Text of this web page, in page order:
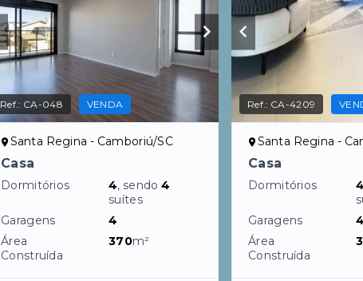
Ref.: CA-048 VENDA
Santa Regina - Camboriú/SC
Casa
Dormitórios 4, sendo4
suítes
Garagens
4
Área
Construída
370m²
Ref.: CA-4209
Santa Regina -
Casa
Dormitórios 4
Garagens
4
Área
Construída